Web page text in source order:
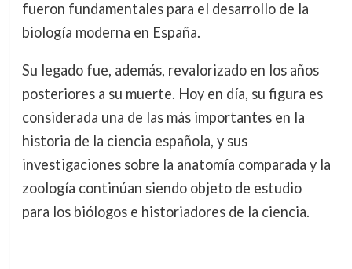
fueron fundamentales para el desarrollo de la
biología moderna en España.
Su legado fue, además, revalorizado en los años
posteriores a su muerte. Hoy en día, su figura es
considerada una de las más importantes en la
historia de la ciencia española, y sus
investigaciones sobre la anatomía comparada y la
zoología continúan siendo objeto de estudio
para los biólogos e historiadores de la ciencia.